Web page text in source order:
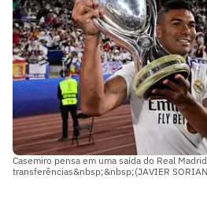
Casemiro pensa em uma saída do Real
transferências&nbsp;&nbsp;(JAVIER